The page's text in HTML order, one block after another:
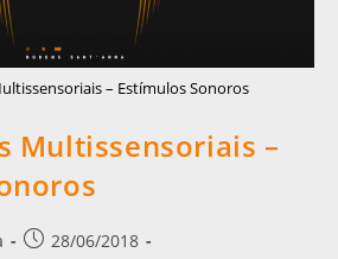
– Estímulos Sonoros
Multissensoriais –
28/06/2018